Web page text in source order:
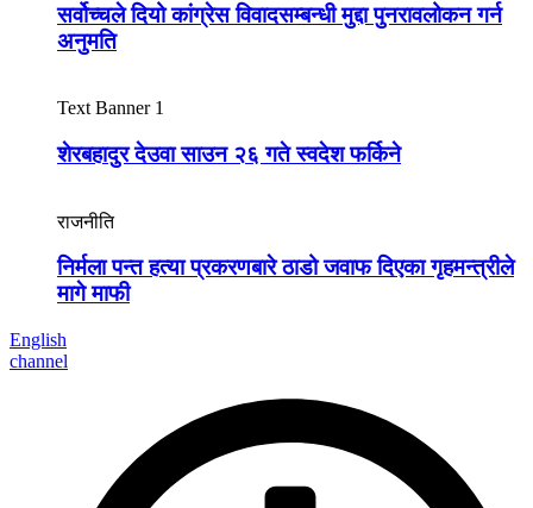
सर्वोच्चले दियो कांग्रेस विवादसम्बन्धी मुद्दा पुनरावलोकन गर्न
अनुमति
Text Banner 1
शेरबहादुर देउवा साउन २६ गते स्वदेश फर्किने
राजनीति
निर्मला पन्त हत्या प्रकरणबारे ठाडो जवाफ दिएका गृहमन्त्रीले
मागे माफी
English
channel